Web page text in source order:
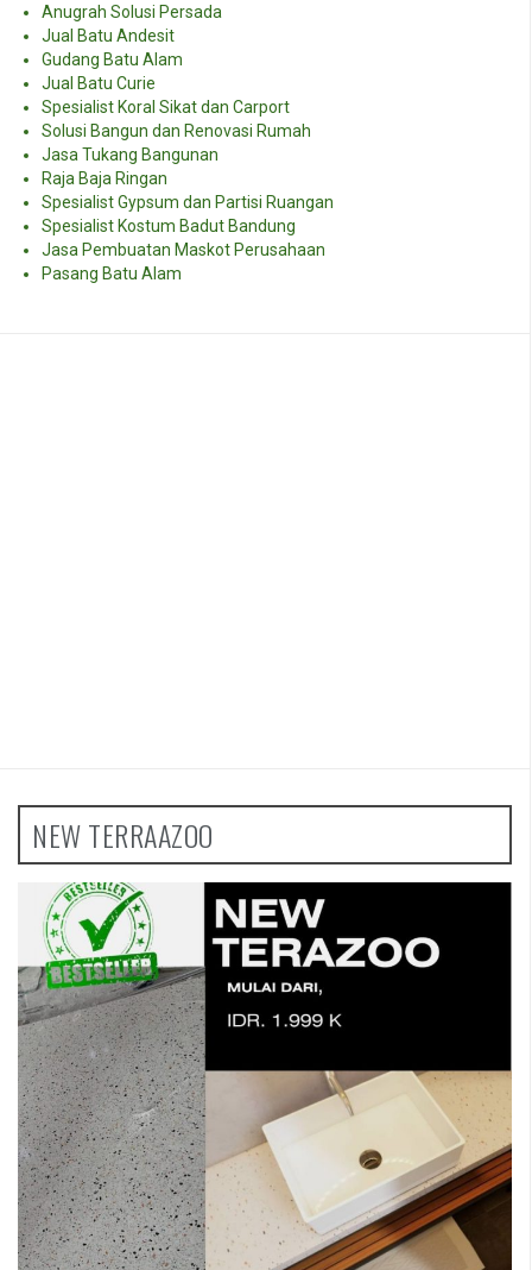
Anugrah Solusi Persada
Jual Batu Andesit
Gudang Batu Alam
Jual Batu Curie
Spesialist Koral Sikat dan Carport
Solusi Bangun dan Renovasi Rumah
Jasa Tukang Bangunan
Raja Baja Ringan
Spesialist Gypsum dan Partisi Ruangan
Spesialist Kostum Badut Bandung
Jasa Pembuatan Maskot Perusahaan
Pasang Batu Alam
NEW TERRAAZOO